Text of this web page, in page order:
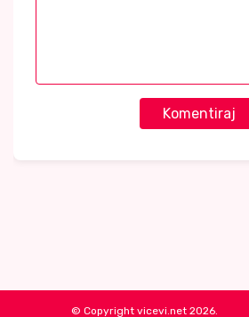
Komentiraj
© Copyright vicevi.net 2026.